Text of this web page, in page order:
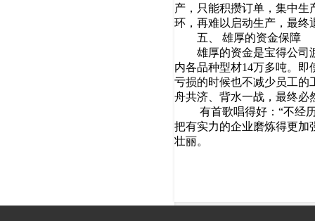
产，只能积攒订单，集中生
环，再难以启动生产，最终
五、 雄厚的资金保障
雄厚的资金是宝得公司渡
内各品种型材14万多吨。
亏损的时候也不减少员工的
舟共济、背水一战，最终必
有首歌唱得好：“不经历
把有实力的企业磨炼得更加
壮丽。